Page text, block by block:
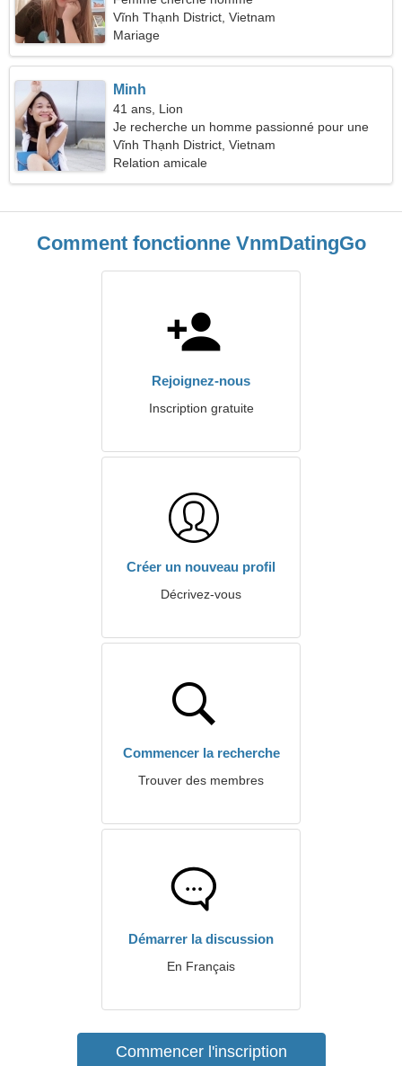
Vĩnh Thạnh District, Vietnam
Mariage
Minh
41 ans, Lion
Je recherche un homme passionné pour une
randonnée
Vĩnh Thạnh District, Vietnam
Relation amicale
Comment fonctionne VnmDatingGo
Rejoignez-nous
Inscription gratuite
Créer un nouveau profil
Décrivez-vous
Commencer la recherche
Trouver des membres
Démarrer la discussion
En Français
Commencer l'inscription